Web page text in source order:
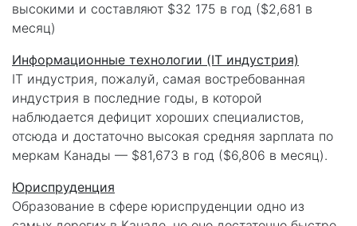
высокими и составляют $32 175 в год ($2,681 в
месяц)
Информационные технологии (IT индустрия)
IT индустрия, пожалуй, самая востребованная
индустрия в последние годы, в которой
наблюдается дефицит хороших специалистов,
отсюда и достаточно высокая средняя зарплата по
меркам Канады — $81,673 в год ($6,806 в месяц).
Юриспруденция
Образование в сфере юриспруденции одно из